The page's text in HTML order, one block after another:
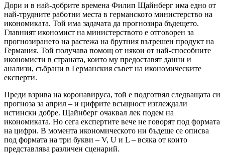
Дори и в най-добрите времена Филип Щайнберг има едно от
най-трудните работни места в германското министерство на
икономиката. Той има задачата да прогнозира бъдещето.
Главният икономист на министерството е отговорен за
прогнозирането на растежа на брутния вътрешен продукт на
Германия. Той получава помощ от някои от най-способните
икономисти в страната, които му предоставят данни и
анализи, събрани в Германския съвет на икономическите
експерти.
Преди взрива на коронавируса, той е подготвял следващата си
прогноза за април – и цифрите всъщност изглеждали
истински добре. Щайнберг очаквал лек подем на
икономиката. Но сега експертите вече не говорят под формата
на цифри. В момента икономическото ни бъдеще се описва
под формата на три букви – V, U и L – всяка от които
представлява различен сценарий.